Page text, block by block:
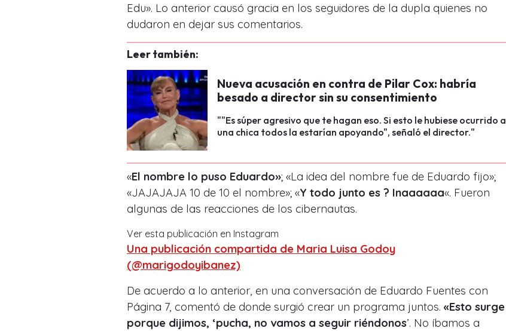
Edu». Lo anterior causó gracia en los seguidores de la dupla quienes no
dudaron en dejar sus comentarios.
Leer también:
Nueva acusación en contra de Pilar Cox: habría
besado a director sin su consentimiento
""Es súper agresivo que te hagan eso. Si esto le hubiese ocurrido a
una chica todos la estarían apoyando", señaló el director."
«El nombre lo puso Eduardo»; «La idea del nombre fue de Eduardo fijo»;
«JAJAJAJA 10 de 10 el nombre»; «Y todo junto es ? Inaaaaaa«. Fueron
algunas de las reacciones de los cibernautas.
Ver esta publicación en Instagram
Una publicación compartida de Maria Luisa Godoy
(@marigodoyibanez)
De acuerdo a lo anterior, en una conversación de Eduardo Fuentes con
Página 7, comentó de donde surgió crear un programa juntos. «Esto surge
porque dijimos, ‘pucha, no vamos a seguir riéndonos’. No íbamos a